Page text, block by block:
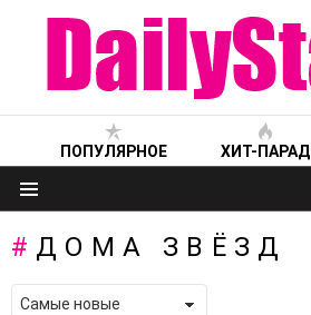
ПОПУЛЯРНОЕ ХИТ-ПАРАД
Меню
ДОМА ЗВЁЗД